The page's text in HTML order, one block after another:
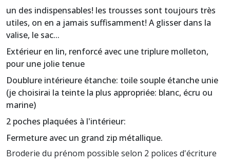
un des indispensables! les trousses sont toujours très
utiles, on en a jamais suffisamment! A glisser dans la
valise, le sac...
Extérieur en lin, renforcé avec une triplure molleton,
pour une jolie tenue
Doublure intérieure étanche: toile souple étanche unie
(je choisirai la teinte la plus appropriée: blanc, écru ou
marine)
2 poches plaquées à l'intérieur:
Fermeture avec un grand zip métallique.
Broderie du prénom possible selon 2 polices d'écriture